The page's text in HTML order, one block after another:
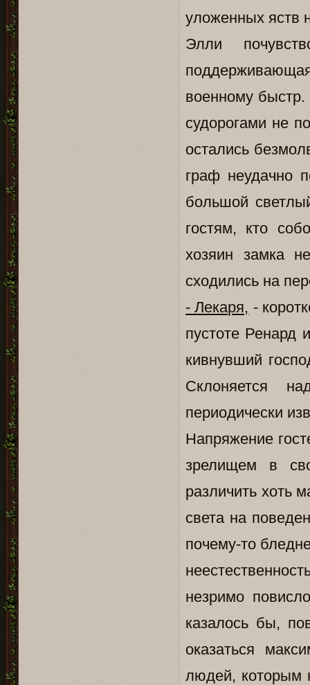
уложенных яств
Элли
военному
судорогами не
остались
граф неудачно
большой
гостям, кто
хозяин замка
сходились на
- Лекаря, -
пустоте Ренард
кивнувший
Склоняется
периодически
Напряжение
зрелищем в
различить хоть
света на
почему-то
незримо
казалось бы,
оказаться
людей, которым